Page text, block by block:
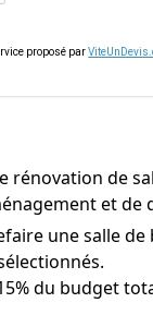
proposé par
de
et de
une salle de
du budget